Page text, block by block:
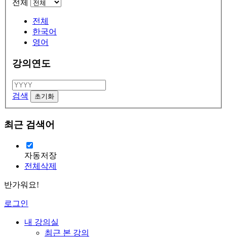
전체
전체
한국어
영어
강의연도
검색
최근 검색어
자동저장
전체삭제
반가워요!
로그인
내 강의실
최근 본 강의